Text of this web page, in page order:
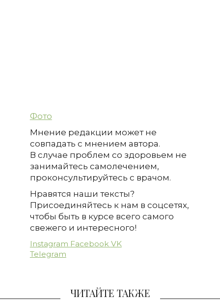
Фото
Мнение редакции может не
совпадать с мнением автора.
В случае проблем со здоровьем не
занимайтесь самолечением,
проконсультируйтесь с врачом.
Нравятся наши тексты?
Присоединяйтесь к нам в соцсетях,
чтобы быть в курсе всего самого
свежего и интересного!
Instagram Facebook VK
Telegram
ЧИТАЙТЕ ТАКЖЕ